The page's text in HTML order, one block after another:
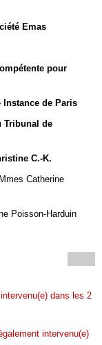
Emas
pour
Instance de Paris
Tribunal de
C.-K.
Catherine
Poisson-Harduin
dans les 2
intervenu(e)